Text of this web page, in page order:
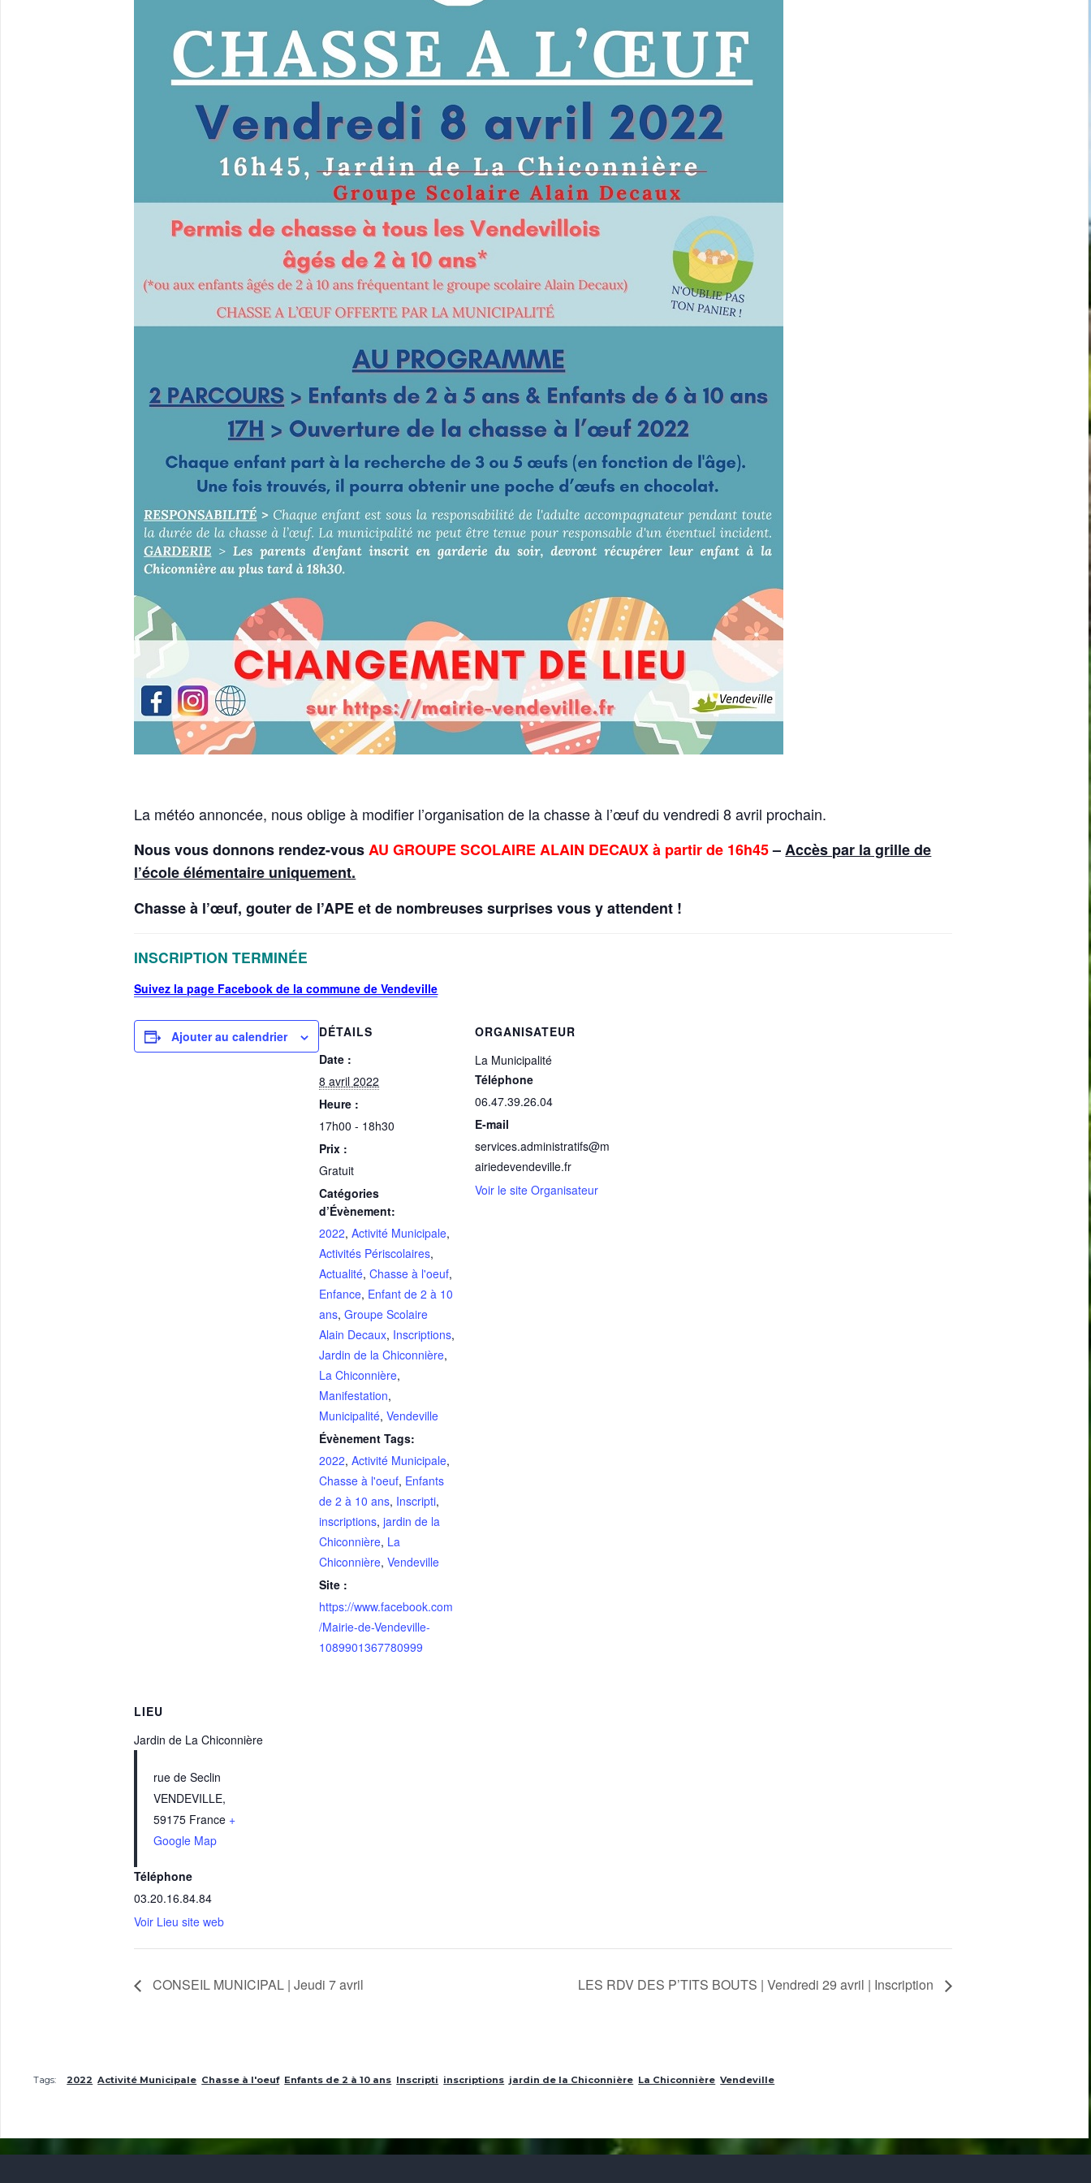
La météo annoncée, nous oblige à modifier l’organisation de la chasse à l’œuf du vendredi 8 avril prochain.
Nous vous donnons rendez-vousAU GROUPE SCOLAIRE ALAIN DECAUX à partir de 16h45–Accès par la grille de
l’école élémentaire uniquement.
Chasse à l’œuf, gouter de l’APE et de nombreuses surprises vous y attendent !
INSCRIPTION TERMINÉE
Suivez la page Facebook de la commune de Vendeville
Ajouter au calendrier
DÉTAILS
Date :
8 avril 2022
Heure :
17h00 - 18h30
Prix :
Gratuit
Catégories
d’Évènement:
2022,Activité Municipale,
Activités Périscolaires,
Actualité,Chasse à l'oeuf,
Enfance, Enfant de 2 à 10
ans,Groupe Scolaire
Alain Decaux, Inscriptions,
Jardin de la Chiconnière,
La Chiconnière,
Manifestation,
Municipalité,Vendeville
Évènement Tags:
2022,Activité Municipale,
Chasse à l'oeuf, Enfants
de 2 à 10 ans, Inscripti,
inscriptions,jardin de la
Chiconnière, La
Chiconnière,Vendeville
Site :
https://www.facebook.com
/Mairie-de-Vendeville-
1089901367780999
ORGANISATEUR
La Municipalité
Téléphone
06.47.39.26.04
E-mail
services.administratifs@m
airiedevendeville.fr
Voir le site Organisateur
LIEU
Jardin de La Chiconnière
rue de Seclin
VENDEVILLE,
59175 France +
Google Map
Téléphone
03.20.16.84.84
Voir Lieu site web
CONSEIL MUNICIPAL | Jeudi 7 avril LES RDV DES P’TITS BOUTS | Vendredi 29 avril | Inscription
Tags: 2022 Activité Municipale Chasse à l'oeuf Enfants de 2 à 10 ans Inscripti inscriptions jardin de la Chiconnière La Chiconnière Vendeville